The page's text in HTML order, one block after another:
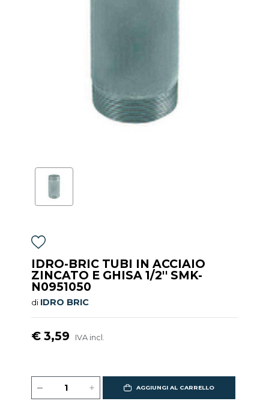
IDRO-BRIC TUBI IN ACCIAIO
ZINCATO E GHISA 1/2'' SMK-
N0951050
di IDRO BRIC
€ 3,59 IVA incl.
AGGIUNGI AL CARRELLO